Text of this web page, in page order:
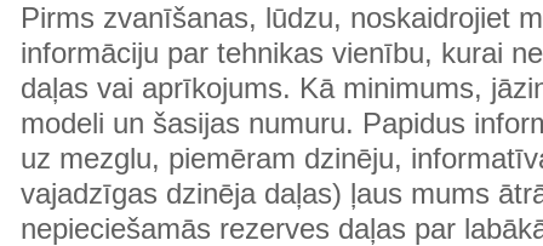
Pirms zvanīšanas, lūdzu, noskaidrojiet
informāciju par tehnikas vienību, kurai
daļas vai aprīkojums. Kā minimums,
modeli un šasijas numuru. Papidus
uz mezglu, piemēram dzinēju,
vajadzīgas dzinēja daļas) ļaus mums
nepieciešamās rezerves daļas par